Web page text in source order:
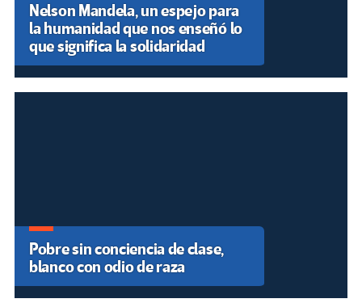
Nelson Mandela, un espejo para
la humanidad que nos enseñó lo
que significa la solidaridad
Pobre sin conciencia de clase,
blanco con odio de raza